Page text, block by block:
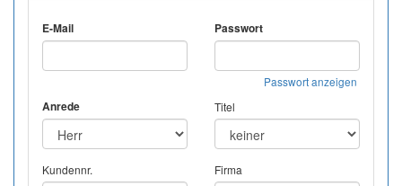
E-Mail Passwort
Passwort anzeigen
Anrede Titel
Kundennr. Firma